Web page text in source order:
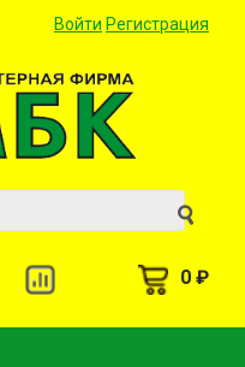
Войти Регистрация
0 ₽